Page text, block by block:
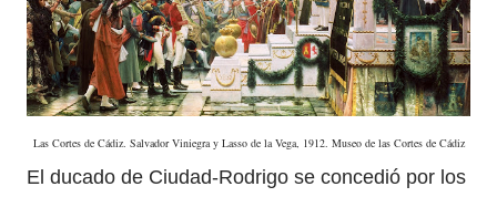
Las Cortes de Cádiz. Salvador Viniegra y Lasso de la Vega, 1912. Museo de las Cortes de Cádiz
El ducado de Ciudad-Rodrigo se concedió por los